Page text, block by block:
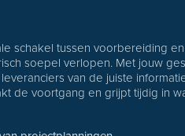
schakel tussen voorbereiding
soepel verlopen. Met jouw
van de juiste
de voortgang en grijpt tijdig in